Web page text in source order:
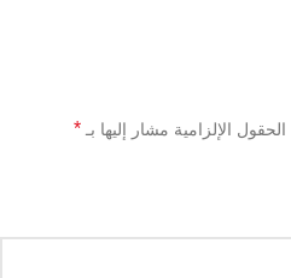
الحقول الإلزامية مشار إليها بـ *